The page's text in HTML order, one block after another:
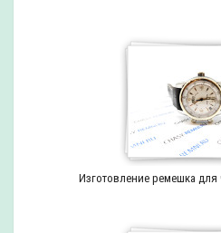
Изготовление ремешка для